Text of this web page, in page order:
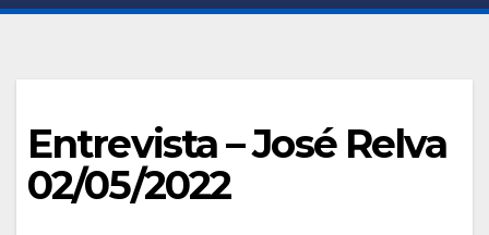
Entrevista – José Relva
02/05/2022